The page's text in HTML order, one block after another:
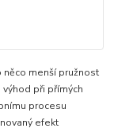
něco menší pružnost
při přímých
procesu
efekt